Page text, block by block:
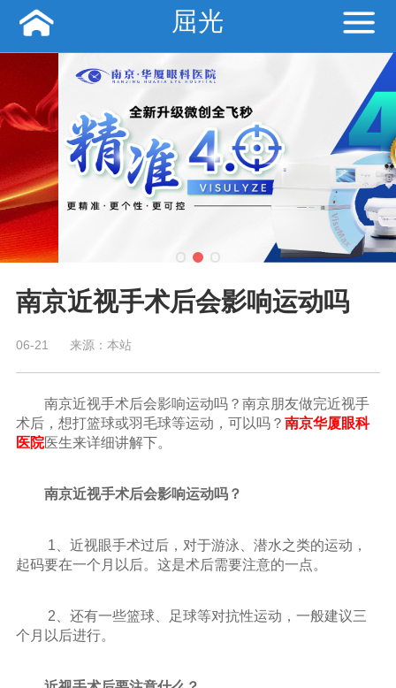
屈光
南京近视手术后会影响运动吗
06-21 来源：本站
南京近视手术后会影响运动吗？南京朋友做完近视手
术后，想打篮球或羽毛球等运动，可以吗？ 南京华厦眼科
医院医生来详细讲解下。
南京近视手术后会影响运动吗？
1、近视眼手术过后，对于游泳、潜水之类的运动，
起码要在一个月以后。这是术后需要注意的一点。
2、还有一些篮球、足球等对抗性运动，一般建议三
个月以后进行。